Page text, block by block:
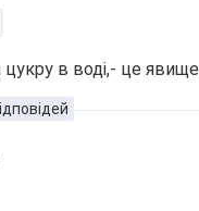
цукру в воді,- це явище